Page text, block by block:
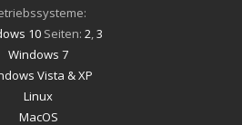
10Seiten: 2 3
Windows 7
Vista & XP
Linux
MacOS